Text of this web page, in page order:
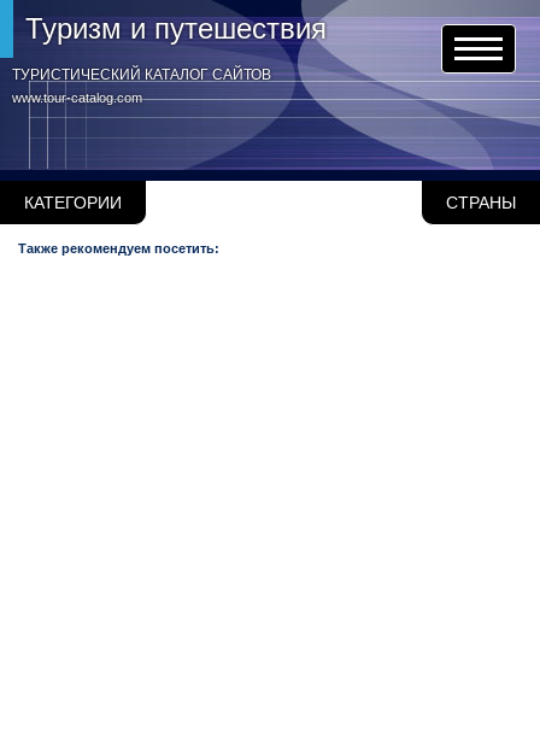
www.tour-catalog.com
Туризм и путешествия
ТУРИСТИЧЕСКИЙ КАТАЛОГ САЙТОВ
КАТЕГОРИИ СТРАНЫ
Также рекомендуем посетить: